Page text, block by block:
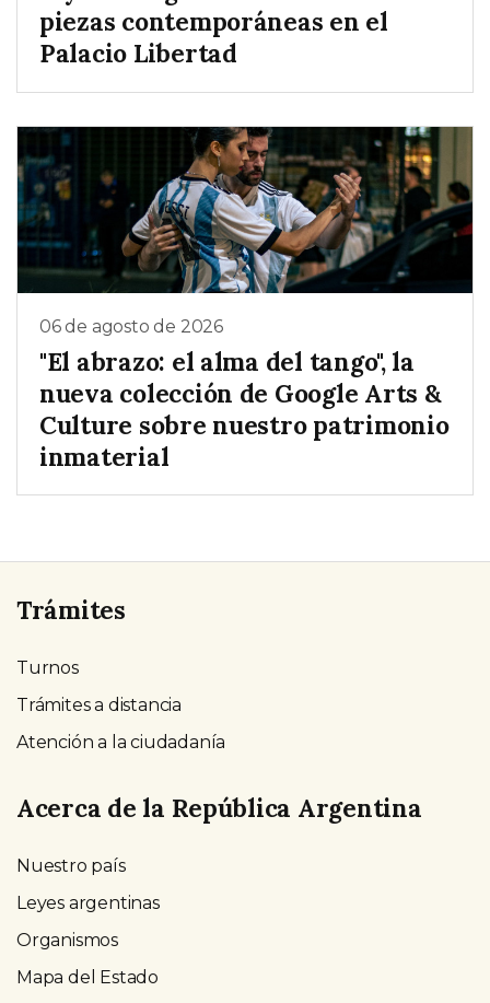
piezas contemporáneas en el
Palacio Libertad
06 de agosto de 2026
"El abrazo: el alma del tango", la
nueva colección de Google Arts &
Culture sobre nuestro patrimonio
inmaterial
Trámites
Turnos
Trámites a distancia
Atención a la ciudadanía
Acerca de la República Argentina
Nuestro país
Leyes argentinas
Organismos
Mapa del Estado